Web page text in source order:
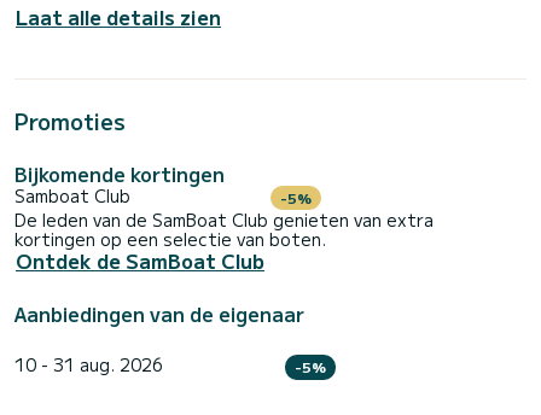
Laat alle details zien
Promoties
Bijkomende kortingen
Samboat Club -5%
De leden van de SamBoat Club genieten van extra
kortingen op een selectie van boten.
Ontdek de SamBoat Club
Aanbiedingen van de eigenaar
10 - 31 aug. 2026 -5%